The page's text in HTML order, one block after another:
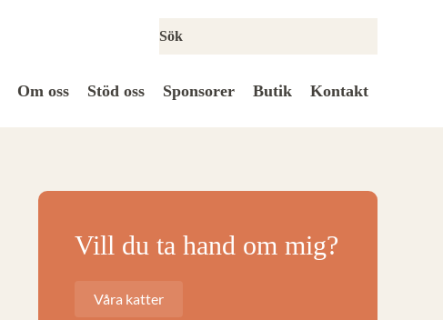
Om oss Stöd oss Sponsorer Butik Kontakt
Vill du ta hand om mig?
Våra katter